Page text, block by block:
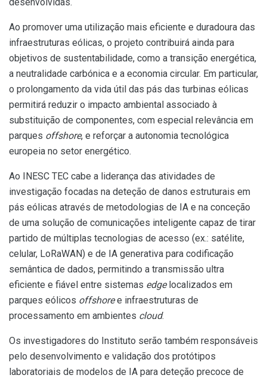
Ao promover uma utilização mais eficiente e duradoura das
infraestruturas eólicas, o projeto contribuirá ainda para
objetivos de sustentabilidade, como a transição energética,
a neutralidade carbónica e a economia circular. Em particular,
o prolongamento da vida útil das pás das turbinas eólicas
permitirá reduzir o impacto ambiental associado à
substituição de componentes, com especial relevância em
parques offshore, e reforçar a autonomia tecnológica
europeia no setor energético.
Ao INESC TEC cabe a liderança das atividades de
investigação focadas na deteção de danos estruturais em
pás eólicas através de metodologias de IA e na conceção
de uma solução de comunicações inteligente capaz de tirar
partido de múltiplas tecnologias de acesso (ex.: satélite,
celular, LoRaWAN) e de IA generativa para codificação
semântica de dados, permitindo a transmissão ultra
eficiente e fiável entre sistemas edgelocalizados em
parques eólicos offshoree infraestruturas de
processamento em ambientes cloud.
Os investigadores do Instituto serão também responsáveis
pelo desenvolvimento e validação dos protótipos
laboratoriais de modelos de IA para deteção precoce de